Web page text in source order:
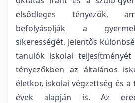
elsődleges tényezők,
befolyásolják a
sikerességét. Jelentős
tanulók iskolai teljesítményét
tényezőkben az általános
életkor, iskolai végzettség és
évek alapján is. Az